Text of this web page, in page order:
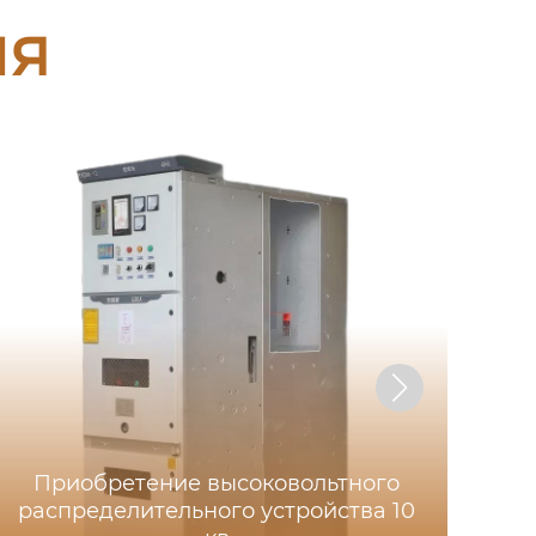
Приобретение высоковольтного
распределительного устройства 10